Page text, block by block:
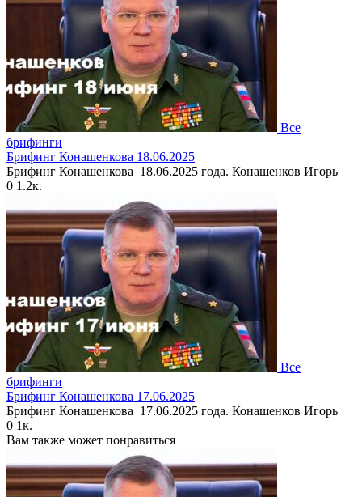
Все
брифинги
Брифинг Конашенкова 18.06.2025
Брифинг Конашенкова 18.06.2025 года. Конашенков Игорь
0 1.2к.
Все
брифинги
Брифинг Конашенкова 17.06.2025
Брифинг Конашенкова 17.06.2025 года. Конашенков Игорь
0 1к.
Вам также может понравиться